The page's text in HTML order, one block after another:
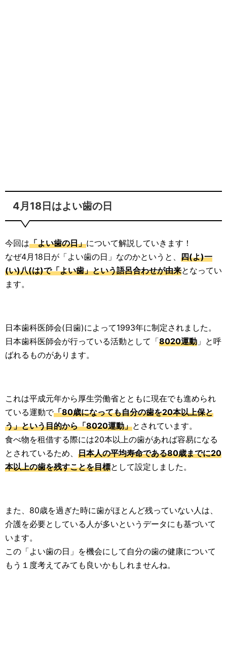
4月18日はよい歯の日
今回は「よい歯の日」について解説していきます！
なぜ4月18日が「よい歯の日」なのかというと、 四(よ)一
(い)八(は)で「よい歯」という語呂合わせが由来となってい
ます。
日本歯科医師会(日歯)によって1993年に制定されました。
日本歯科医師会が行っている活動として「8020運動 」と呼
ばれるものがあります。
これは平成元年から厚生労働省とともに現在でも進められ
ている運動で「80歳になっても自分の歯を20本以上保と
う」という目的から「8020運動」とされています。
食べ物を租借する際には20本以上の歯があれば容易になる
とされているため、 日本人の平均寿命である80歳までに20
本以上の歯を残すことを目標として設定しました。
また、80歳を過ぎた時に歯がほとんど残っていない人は、
介護を必要としている人が多いというデータにも基づいて
います。
この「よい歯の日」を機会にして自分の歯の健康について
もう１度考えてみても良いかもしれませんね。